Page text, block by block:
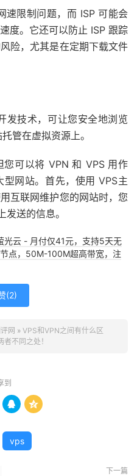
速限制问题，而 ISP 可能会
度。它还可以防止 ISP 跟踪
险，尤其是在定期下载文件
发技术，可让您安全地浏览
管在虚拟资源上。
您可以将 VPN 和 VPS 用作
网站。首先，使用 VPS主
互联网维护您的网站时，您
送的信息。
光云 - 月付仅41元，支持5天无
点，50M-100M超高带宽，注
(2)
网 » VPS和VPN之间有什么区
不同之处！
到
 
vps
下一篇